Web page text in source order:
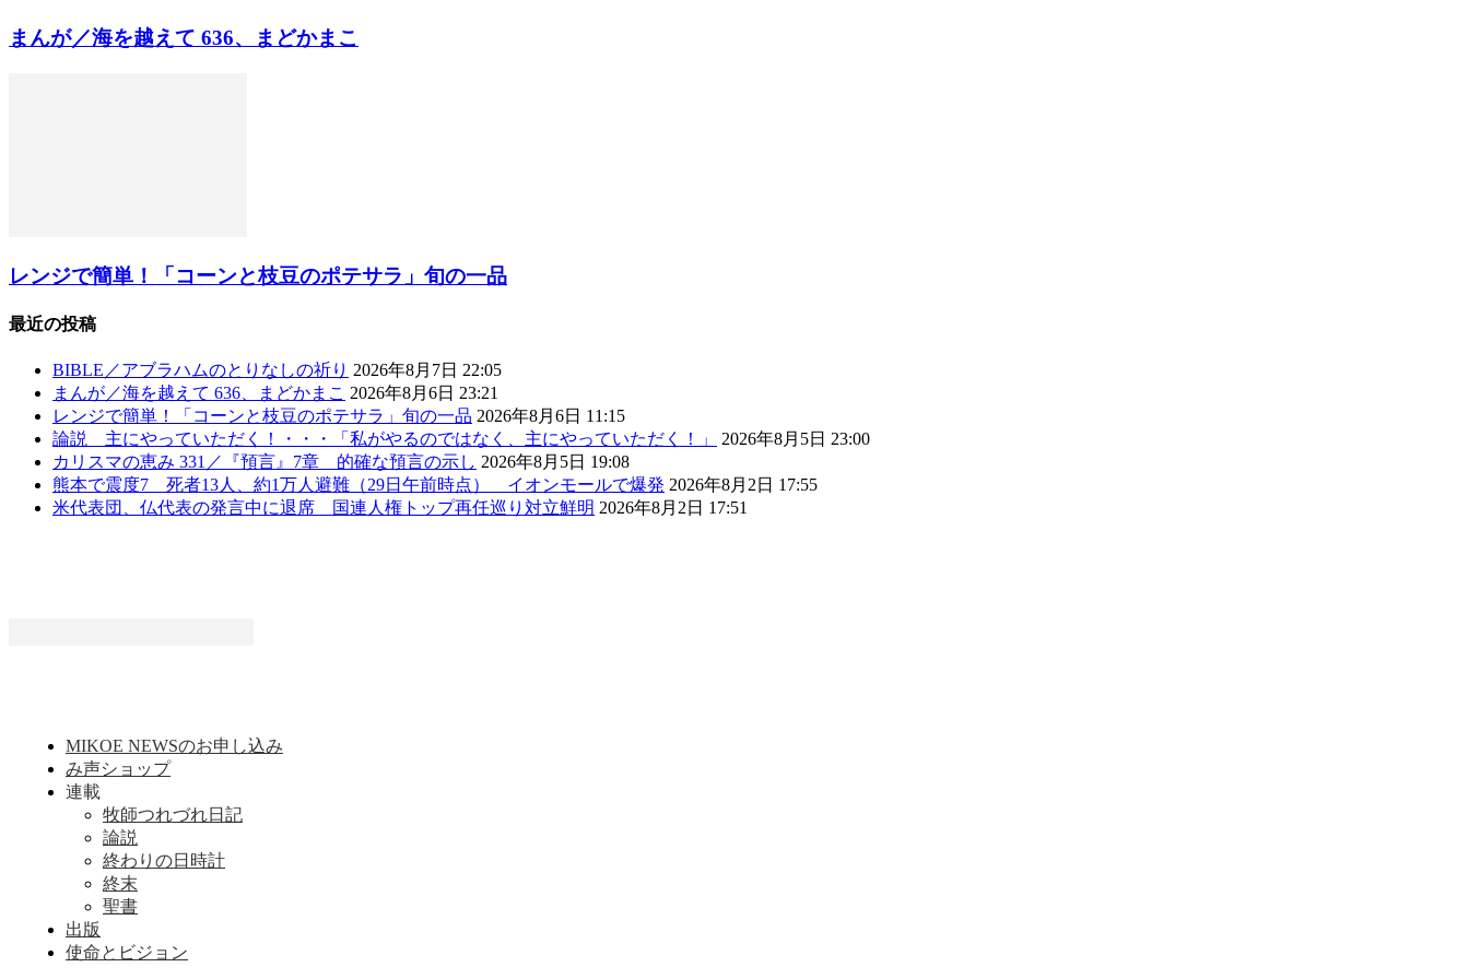
まんが／海を越えて 636、まどかまこ
レンジで簡単！「コーンと枝豆のポテサラ」旬の一品
最近の投稿
BIBLE／アブラハムのとりなしの祈り 2026年8月7日 22:05
まんが／海を越えて 636、まどかまこ 2026年8月6日 23:21
レンジで簡単！「コーンと枝豆のポテサラ」旬の一品 2026年8月6日 11:15
論説 主にやっていただく！・・・「私がやるのではなく、主にやっていただく！」
2026年8月5日 23:00
カリスマの恵み 331／『預言』7章 的確な預言の示し 2026年8月5日 19:08
熊本で震度7 死者13人、約1万人避難（29日午前時点） イオンモールで爆発 2026年8月2日 17:55
米代表団、仏代表の発言中に退席 国連人権トップ再任巡り対立鮮明 2026年8月2日 17:51
MIKOE NEWSのお申し込み
み声ショップ
連載
牧師つれづれ日記
論説
終わりの日時計
終末
聖書
出版
使命とビジョン